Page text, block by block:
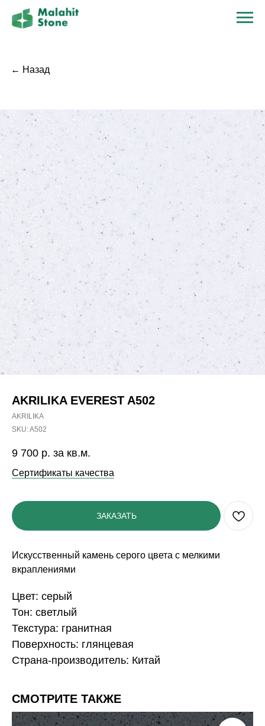
← Назад
AKRILIKA EVEREST A502
AKRILIKA
SKU:A502
9 700 р. за кв.м.
Сертификаты качества
ЗАКАЗАТЬ
Искусственный камень серого цвета с мелкими
вкраплениями
Цвет: серый
Тон: светлый
Текстура: гранитная
Поверхность: глянцевая
Страна-производитель: Китай
СМОТРИТЕ ТАКЖЕ